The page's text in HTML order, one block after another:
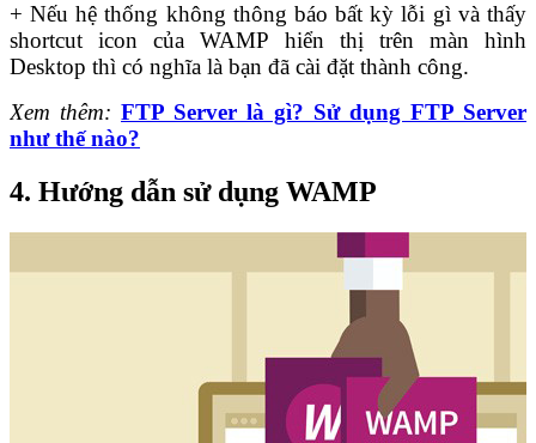
+ Nếu hệ thống không thông báo bất kỳ lỗi gì và thấy
shortcut icon của WAMP hiển thị trên màn hình
Desktop thì có nghĩa là bạn đã cài đặt thành công.
Xem thêm: FTP Server là gì? Sử dụng FTP Server
như thế nào?
4. Hướng dẫn sử dụng WAMP